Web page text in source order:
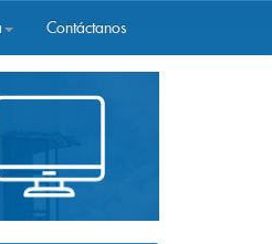
Contáctanos